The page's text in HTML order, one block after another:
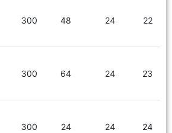
22
24
48
300
23
24
64
300
24
24
24
300